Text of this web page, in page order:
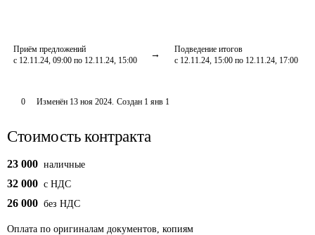
Приём предложений
с 12.11.24, 09:00 по 12.11.24, 15:00
Подведение итогов
с 12.11.24, 15:00 по 12.11.24, 17:00
0 Изменён 13 ноя 2024. Создан 1 янв 1
Стоимость контракта
23 000 наличные
32 000 c НДС
26 000 без НДС
Оплата по оригиналам документов, копиям